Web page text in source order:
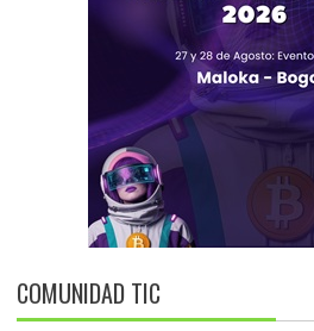
COMUNIDAD TIC